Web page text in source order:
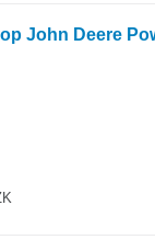
John Deere